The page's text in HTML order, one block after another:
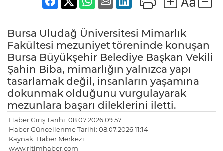
Bursa Uludağ Üniversitesi Mimarlık
Fakültesi mezuniyet töreninde konuşan
Bursa Büyükşehir Belediye Başkan Vekili
Şahin Biba, mimarlığın yalnızca yapı
tasarlamak değil, insanların yaşamına
dokunmak olduğunu vurgulayarak
mezunlara başarı dileklerini iletti.
Haber Giriş Tarihi: 08.07.2026 09:57
Haber Güncellenme Tarihi: 08.07.2026 11:14
Kaynak: Haber Merkezi
www.ritimhaber.com